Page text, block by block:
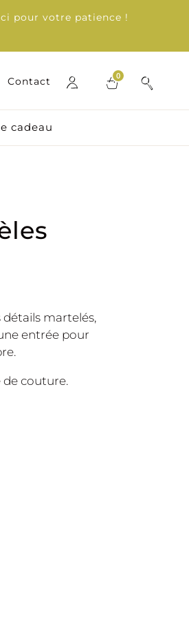
pour votre patience !
Contact 0
cadeau
Contact 0
cadeau
martelés,
entrée pour
de couture.